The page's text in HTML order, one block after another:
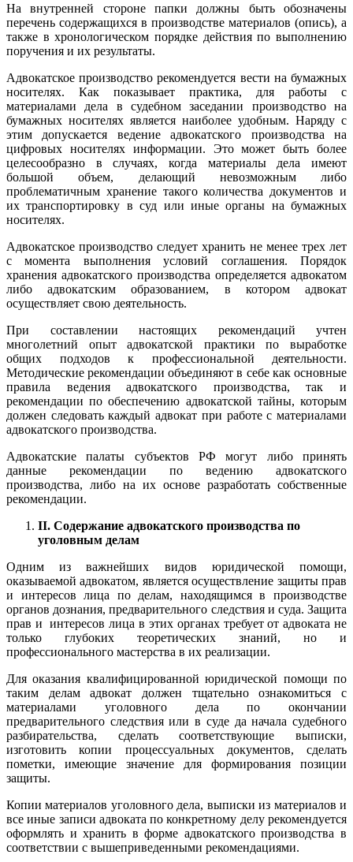
На внутренней стороне папки должны быть обозначены
перечень содержащихся в производстве материалов (опись), а
также в хронологическом порядке действия по выполнению
поручения и их результаты.
Адвокатское производство рекомендуется вести на бумажных
носителях. Как показывает практика, для работы с
материалами дела в судебном заседании производство на
бумажных носителях является наиболее удобным. Наряду с
этим допускается ведение адвокатского производства на
цифровых носителях информации. Это может быть более
целесообразно в случаях, когда материалы дела имеют
большой объем, делающий невозможным либо
проблематичным хранение такого количества документов и
их транспортировку в суд или иные органы на бумажных
носителях.
Адвокатское производство следует хранить не менее трех лет
с момента выполнения условий соглашения. Порядок
хранения адвокатского производства определяется адвокатом
либо адвокатским образованием, в котором адвокат
осуществляет свою деятельность.
При составлении настоящих рекомендаций учтен
многолетний опыт адвокатской практики по выработке
общих подходов к профессиональной деятельности.
Методические рекомендации объединяют в себе как основные
правила ведения адвокатского производства, так и
рекомендации по обеспечению адвокатской тайны, которым
должен следовать каждый адвокат при работе с материалами
адвокатского производства.
Адвокатские палаты субъектов РФ могут либо принять
данные рекомендации по ведению адвокатского
производства, либо на их основе разработать собственные
рекомендации.
II. Содержание адвокатского производства по
уголовным делам
Одним из важнейших видов юридической помощи,
оказываемой адвокатом, является осуществление защиты прав
и интересов лица по делам, находящимся в производстве
органов дознания, предварительного следствия и суда. Защита
прав и интересов лица в этих органах требует от адвоката не
только глубоких теоретических знаний, но и
профессионального мастерства в их реализации.
Для оказания квалифицированной юридической помощи по
таким делам адвокат должен тщательно ознакомиться с
материалами уголовного дела по окончании
предварительного следствия или в суде да начала судебного
разбирательства, сделать соответствующие выписки,
изготовить копии процессуальных документов, сделать
пометки, имеющие значение для формирования позиции
защиты.
Копии материалов уголовного дела, выписки из материалов и
все иные записи адвоката по конкретному делу рекомендуется
оформлять и хранить в форме адвокатского производства в
соответствии с вышеприведенными рекомендациями.